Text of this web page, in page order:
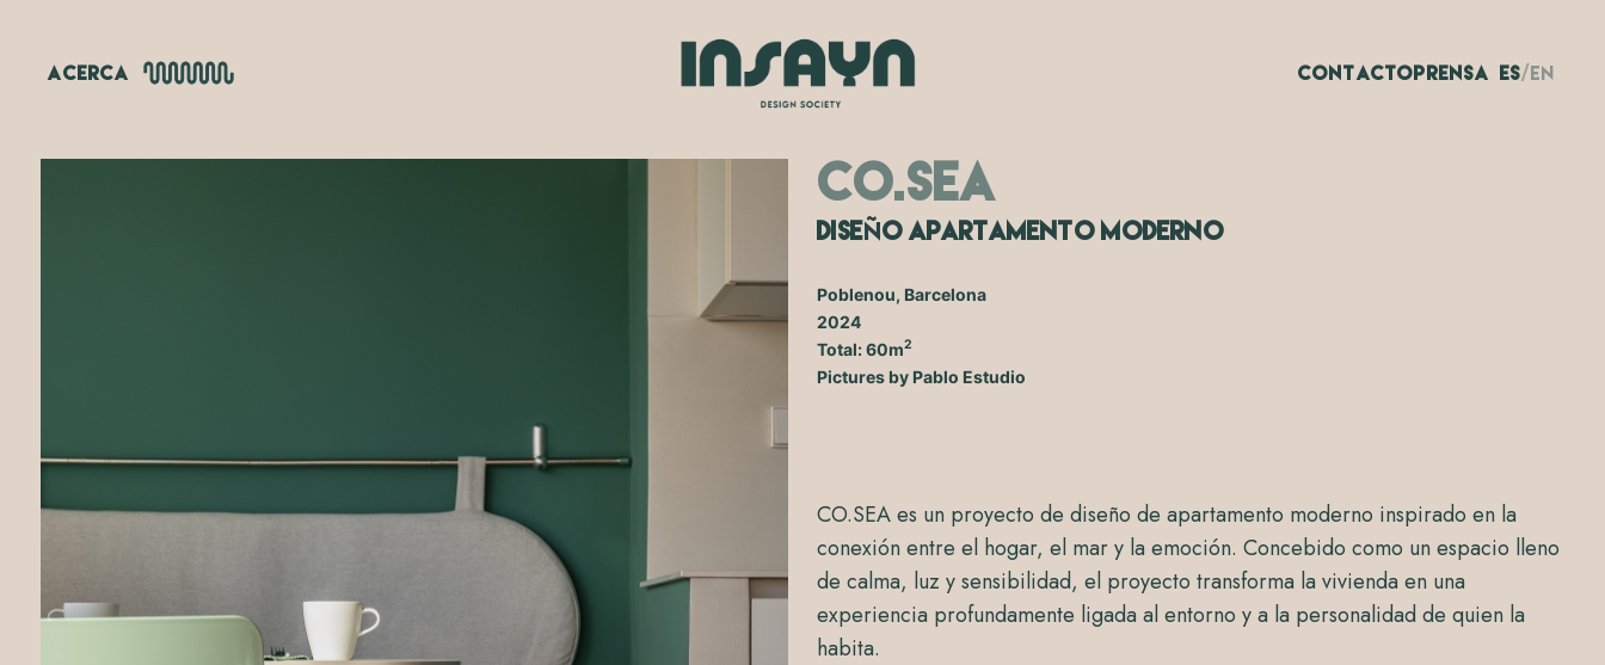
ACERCA CONTACTO PRENSA ES/ EN
CO.SEA
DiseÑo Apartamento Moderno
Poblenou, Barcelona
2024
Total: 60m2
Pictures by Pablo Estudio
CO.SEA es un proyecto de diseño de apartamento moderno inspirado en la
conexión entre el hogar, el mar y la emoción. Concebido como un espacio lleno
de calma, luz y sensibilidad, el proyecto transforma la vivienda en una
experiencia profundamente ligada al entorno y a la personalidad de quien la
habita.